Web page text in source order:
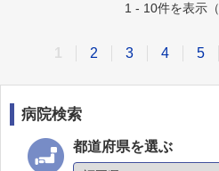
1 - 10件を表示（
2 3 4 5
病院検索
都道府県を選ぶ